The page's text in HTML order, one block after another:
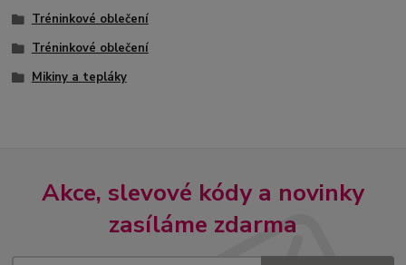
Tréninkové oblečení
Tréninkové oblečení
Mikiny a tepláky
Akce, slevové kódy a novinky
zasíláme zdarma